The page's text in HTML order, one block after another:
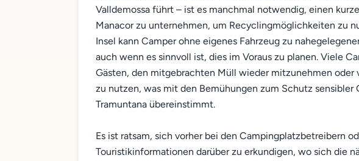
Valldemossa führt – ist es manchmal notwendig, einen
Manacor zu unternehmen, um Recyclingmöglichkeiten zu
Insel kann Camper ohne eigenes Fahrzeug zu
auch wenn es sinnvoll ist, dies im Voraus zu planen. Viele
Gästen, den mitgebrachten Müll wieder mitzunehmen
zu nutzen, was mit den Bemühungen zum Schutz sensibler
Tramuntana übereinstimmt.
Es ist ratsam, sich vorher bei den Campingplatzbetreibern
Touristikinformationen darüber zu erkundigen, wo sich die